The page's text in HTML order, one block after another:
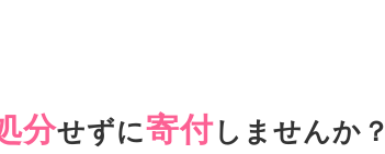
分せずに寄付しませんか？